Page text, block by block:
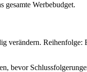
gesamte Werbebudget.
verändern. Reihenfolge:
bevor